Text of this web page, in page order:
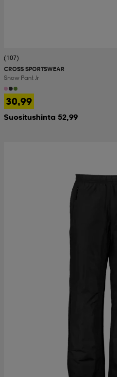
(107)
CROSS SPORTSWEAR
Snow Pant Jr
30,99
Suositushinta 52,99